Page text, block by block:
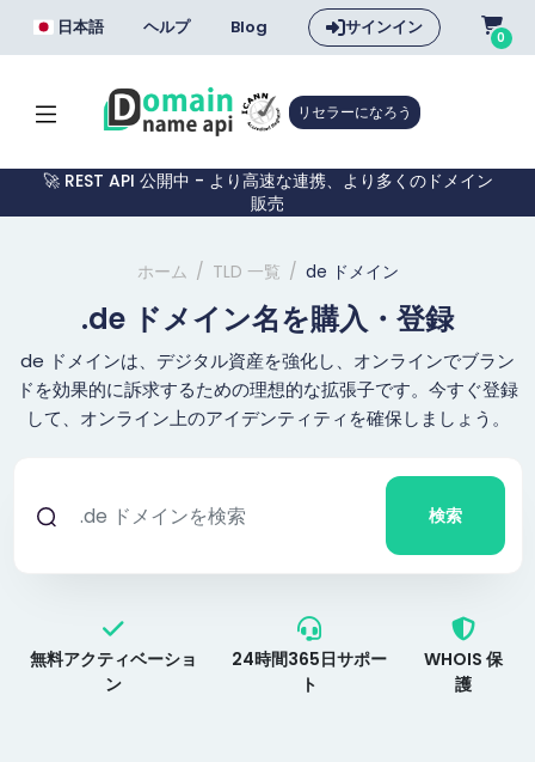
日本語 ヘルプ Blog サインイン 0
リセラーになろう
🚀 REST API 公開中 - より高速な連携、より多くのドメイン
販売
ホーム TLD 一覧 de ドメイン
.de ドメイン名を購入・登録
de ドメインは、デジタル資産を強化し、オンラインでブラン
ドを効果的に訴求するための理想的な拡張子です。今すぐ登録
して、オンライン上のアイデンティティを確保しましょう。
検索
無料アクティベーショ
ン
24時間365日サポー
ト
WHOIS 保
護